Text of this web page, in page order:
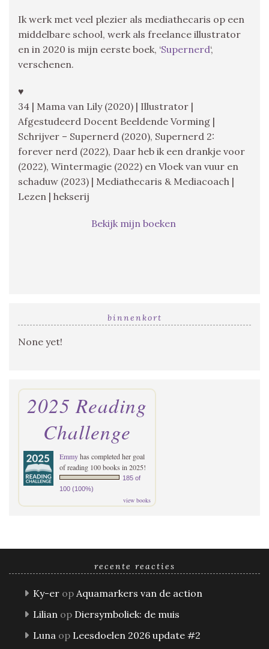
Ik werk met veel plezier als mediathecaris op een
middelbare school, werk als freelance illustrator
en in 2020 is mijn eerste boek, ‘Supernerd‘,
verschenen.
♥
34 | Mama van Lily (2020) | Illustrator |
Afgestudeerd Docent Beeldende Vorming |
Schrijver – Supernerd (2020), Supernerd 2:
forever nerd (2022), Daar heb ik een drankje voor
(2022), Wintermagie (2022) en Vloek van vuur en
schaduw (2023) | Mediathecaris & Mediacoach |
Lezen | hekserij
Bekijk mijn boeken
binnenkort
None yet!
2025 Reading
Challenge
Emmyhas completed her goal
of reading 100 books in 2025!
185 of
100 (100%)
view books
recente reacties
Ky-er op Aquamarkers van de action
Lilian op Diersymboliek: de muis
Luna op Leesdoelen 2026 update #2